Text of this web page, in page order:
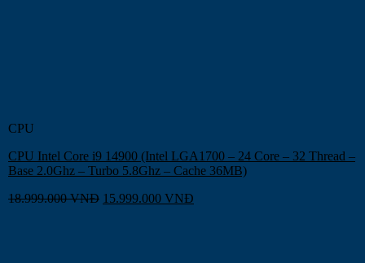
CPU
CPU Intel Core i9 14900 (Intel LGA1700 – 24 Core – 32 Thread –
Base 2.0Ghz – Turbo 5.8Ghz – Cache 36MB)
18.999.000VNĐ 15.999.000 VNĐ